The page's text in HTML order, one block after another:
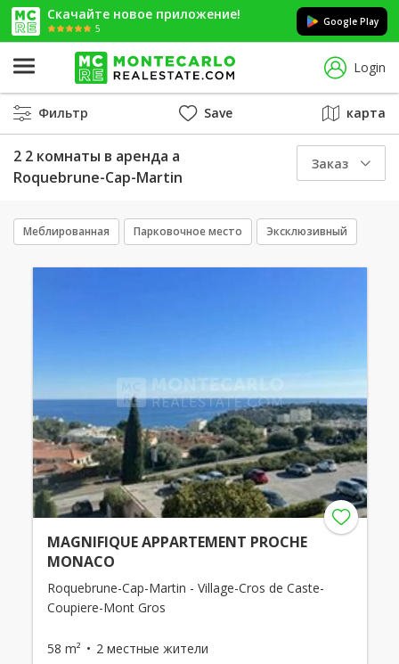
Скачайте новое приложение!
5
Google Play
Login
Фильтр Save карта
2 2 комнаты в аренда a
Roquebrune-Cap-Martin
Заказ
Меблированная Парковочное место Эксклюзивный
MAGNIFIQUE APPARTEMENT PROCHE
MONACO
Roquebrune-Cap-Martin - Village-Cros de Caste-
Coupiere-Mont Gros
58 m² 2 местные жители